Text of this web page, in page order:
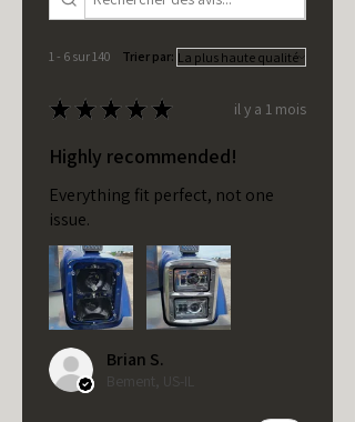
1 - 6 sur 140 Trier par:
★ ★ ★ ★ ★ il y a 1 mois
Highly recommended!
Everything fit perfect, not one
issue.
Brian S.
Bement, US-IL